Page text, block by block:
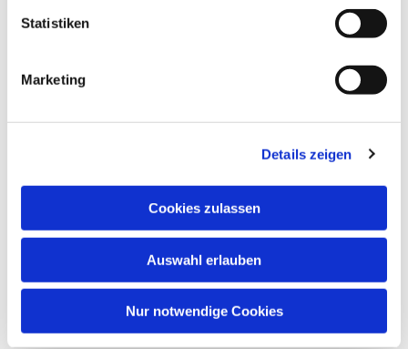
Statistiken
Marketing
Details zeigen
Cookies zulassen
Auswahl erlauben
Nur notwendige Cookies
interessieren